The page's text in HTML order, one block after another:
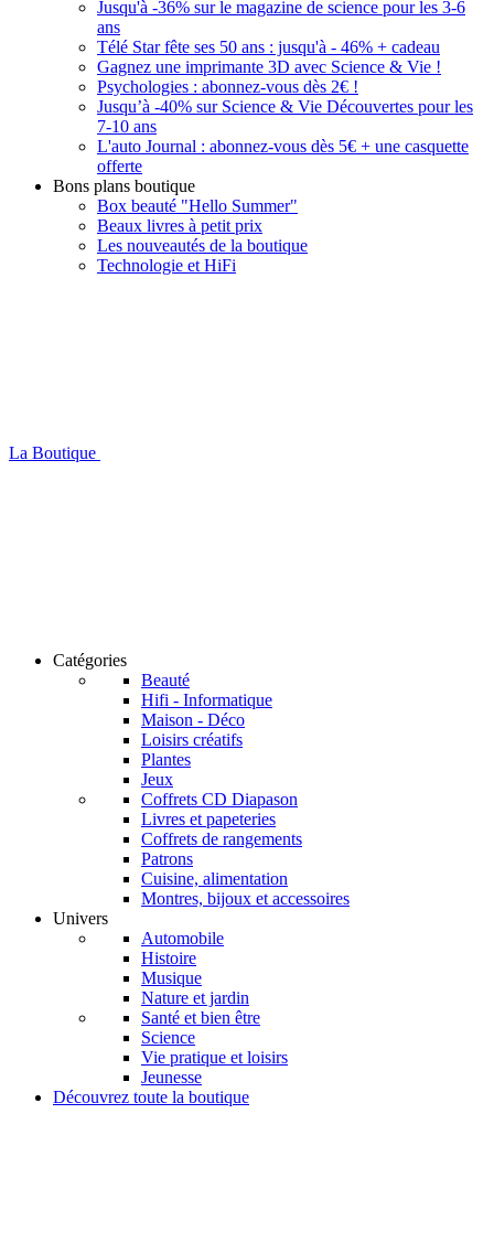
Jusqu'à -36% sur le magazine de science pour les 3-6
ans
Télé Star fête ses 50 ans : jusqu'à - 46% + cadeau
Gagnez une imprimante 3D avec Science & Vie !
Psychologies : abonnez-vous dès 2€ !
Jusqu’à -40% sur Science & Vie Découvertes pour les
7-10 ans
L'auto Journal : abonnez-vous dès 5€ + une casquette
offerte
Bons plans boutique
Box beauté "Hello Summer"
Beaux livres à petit prix
Les nouveautés de la boutique
Technologie et HiFi
La Boutique
Catégories
Beauté
Hifi - Informatique
Maison - Déco
Loisirs créatifs
Plantes
Jeux
Coffrets CD Diapason
Livres et papeteries
Coffrets de rangements
Patrons
Cuisine, alimentation
Montres, bijoux et accessoires
Univers
Automobile
Histoire
Musique
Nature et jardin
Santé et bien être
Science
Vie pratique et loisirs
Jeunesse
Découvrez toute la boutique